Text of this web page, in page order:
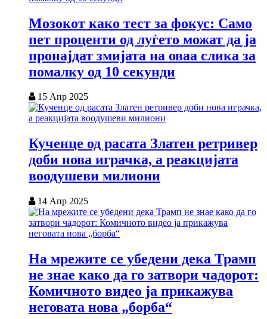
Мозокот како тест за фокус: Само
пет проценти од луѓето можат да ја
пронајдат змијата на оваа слика за
помалку од 10 секунди
15 Апр 2025
Кученце од расата Златен ретривер
доби нова играчка, а реакцијата
воодушеви милиони
14 Апр 2025
На мрежите се убедени дека Трамп
не знае како да го затвори чадорот:
Комичното видео ја прикажува
неговата нова „борба“